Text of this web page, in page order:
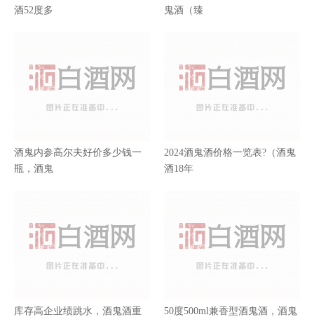
酒52度多
鬼酒（臻
酒鬼内参高尔夫好价多少钱一
瓶，酒鬼
2024酒鬼酒价格一览表?（酒鬼
酒18年
库存高企业绩跳水，酒鬼酒重
50度500ml兼香型酒鬼酒，酒鬼